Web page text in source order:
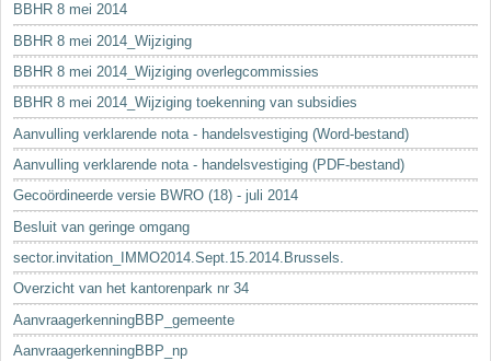
BBHR 8 mei 2014
BBHR 8 mei 2014_Wijziging
BBHR 8 mei 2014_Wijziging overlegcommissies
BBHR 8 mei 2014_Wijziging toekenning van subsidies
Aanvulling verklarende nota - handelsvestiging (Word-bestand)
Aanvulling verklarende nota - handelsvestiging (PDF-bestand)
Gecoördineerde versie BWRO (18) - juli 2014
Besluit van geringe omgang
sector.invitation_IMMO2014.Sept.15.2014.Brussels.
Overzicht van het kantorenpark nr 34
AanvraagerkenningBBP_gemeente
AanvraagerkenningBBP_np